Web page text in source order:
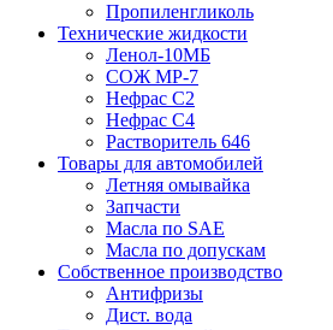
Пропиленгликоль
Технические жидкости
Ленол-10МБ
СОЖ МР-7
Нефрас С2
Нефрас С4
Растворитель 646
Товары для автомобилей
Летняя омывайка
Запчасти
Масла по SAE
Масла по допускам
Собственное производство
Антифризы
Дист. вода